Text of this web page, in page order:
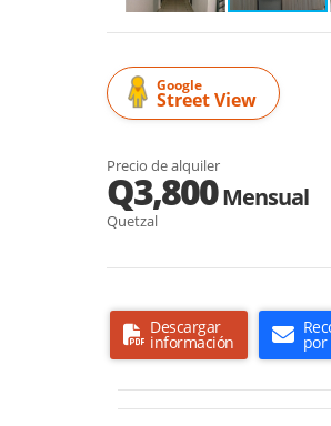
Google
Street View
Precio de alquiler
Q3,800Mensual
Quetzal
Descargar
información por